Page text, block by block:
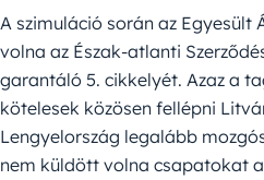
A szimuláció során az
volna az Észak-atlanti
garantáló 5. cikkelyét. Azaz a
kötelesek közösen fellépni
Lengyelország legalább
nem küldött volna csapatokat